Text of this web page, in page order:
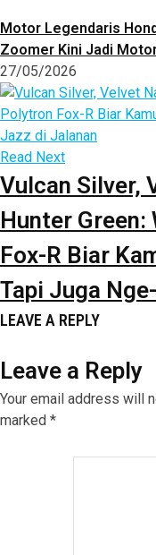
Motor Legendaris
Zoomer Kini Jadi
27/05/2026
Read Next
Vulcan Silver,
Hunter Green:
Fox-R Biar
Tapi Juga
LEAVE A REPLY
Leave a Reply
Your email address will
marked *